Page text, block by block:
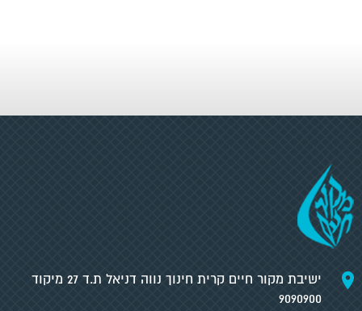
ישיבת מקור חיים קרית חינוך נווה דניאל ת.ד 27 מיקוד
9090900